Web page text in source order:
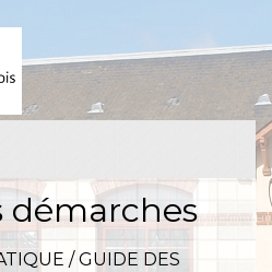
démarches
/GUIDE DES